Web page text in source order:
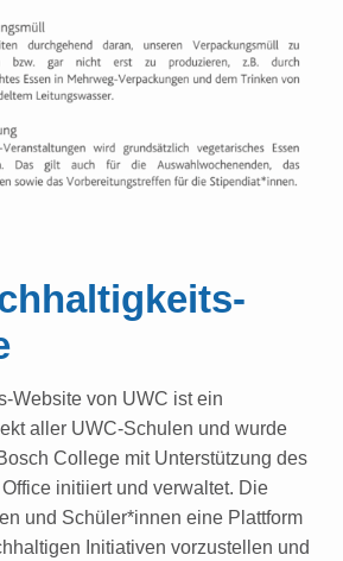
Website von UWC ist ein
aller UWC-Schulen und wurde
College mit Unterstützung des
initiiert und verwaltet. Die
und Schüler*innen eine Plattform
Initiativen vorzustellen und